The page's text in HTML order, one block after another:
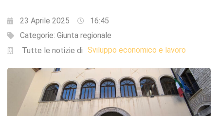
23 Aprile 2025
16:45
Categorie: Giunta regionale
Tutte le notizie di Sviluppo economico e lavoro